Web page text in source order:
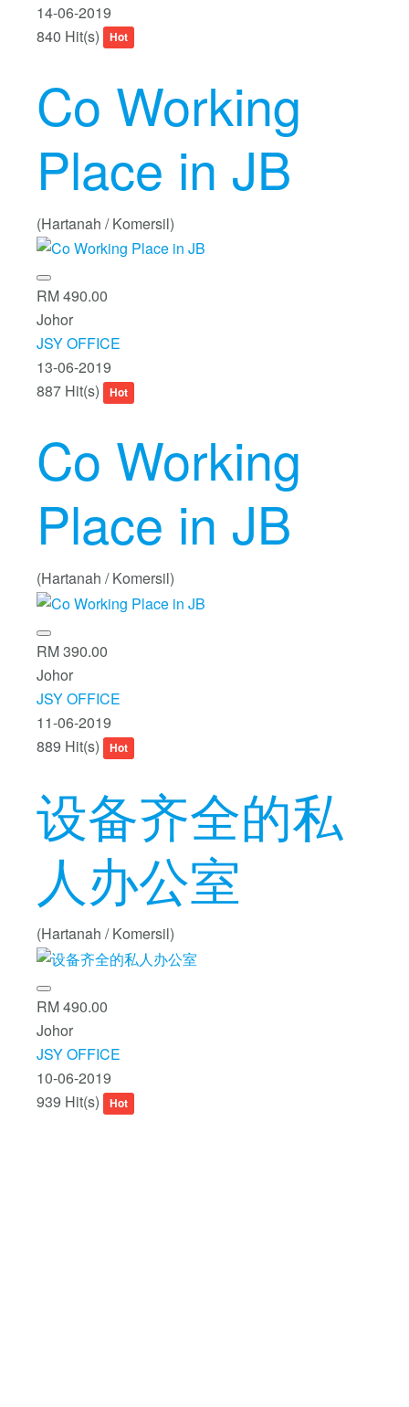
14-06-2019
840 Hit(s)
Hot
Co Working
Place in JB
(Hartanah / Komersil)
RM 490.00
Johor
JSY OFFICE
13-06-2019
887 Hit(s)
Hot
Co Working
Place in JB
(Hartanah / Komersil)
RM 390.00
Johor
JSY OFFICE
11-06-2019
889 Hit(s)
Hot
设备齐全的私
人办公室
(Hartanah / Komersil)
RM 490.00
Johor
JSY OFFICE
10-06-2019
939 Hit(s)
Hot